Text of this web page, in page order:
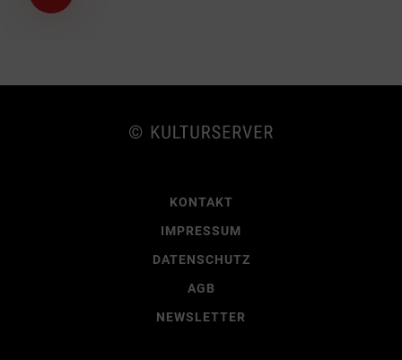
KONTAKT
IMPRESSUM
DATENSCHUTZ
AGB
NEWSLETTER